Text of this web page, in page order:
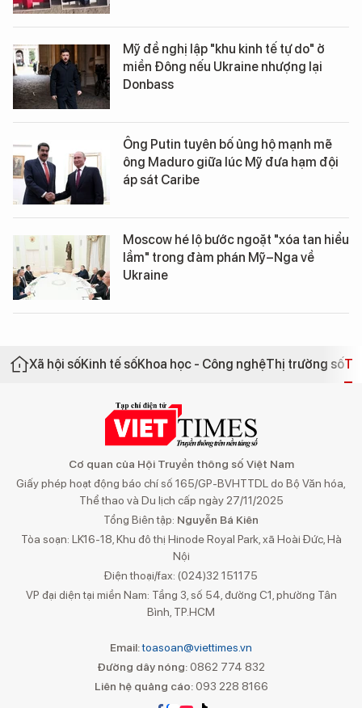
Mỹ đề nghị lập "khu kinh tế tự do" ở
miền Đông nếu Ukraine nhượng lại
Donbass
Ông Putin tuyên bố ủng hộ mạnh mẽ
ông Maduro giữa lúc Mỹ đưa hạm đội
áp sát Caribe
Moscow hé lộ bước ngoặt "xóa tan hiểu
lầm" trong đàm phán Mỹ–Nga về
Ukraine
Xã hội sốKinh tế sốKhoa học - Công nghệThị trường số
Cơ quan của Hội Truyền thông số Việt Nam
Giấy phép hoạt động báo chí số 165/GP-BVHTTDL do Bộ Văn hóa,
Thể thao và Du lịch cấp ngày 27/11/2025
Tổng Biên tập: Nguyễn Bá Kiên
Tòa soạn: LK16-18, Khu đô thị Hinode Royal Park, xã Hoài Đức, Hà
Nội
Điện thoại/fax: (024)32 151175
VP đại diện tại miền Nam: Tầng 3, số 54, đường C1, phường Tân
Bình, TP.HCM
Email:toasoan@viettimes.vn
Đường dây nóng: 0862 774 832
Liên hệ quảng cáo:093 228 8166